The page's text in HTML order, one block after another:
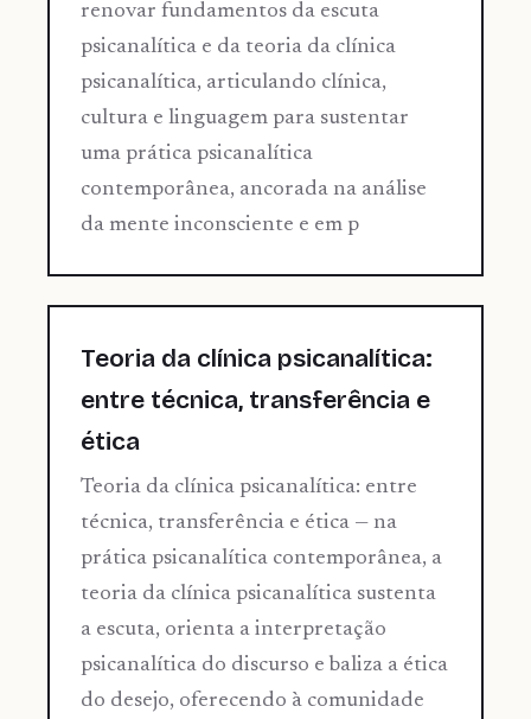
renovar fundamentos da escuta
psicanalítica e da teoria da clínica
psicanalítica, articulando clínica,
cultura e linguagem para sustentar
uma prática psicanalítica
contemporânea, ancorada na análise
da mente inconsciente e em p
Teoria da clínica psicanalítica:
entre técnica, transferência e
ética
Teoria da clínica psicanalítica: entre
técnica, transferência e ética — na
prática psicanalítica contemporânea, a
teoria da clínica psicanalítica sustenta
a escuta, orienta a interpretação
psicanalítica do discurso e baliza a ética
do desejo, oferecendo à comunidade